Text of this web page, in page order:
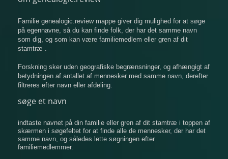
Familie genealogic.review mappe giver dig mulighed for at søge
på egennavne, så du kan finde folk, der har det samme navn
som dig, og som kan være familiemedlem eller gren af ​​dit
stamtræ .
Forskning sker uden geografiske begrænsninger, og afhængigt af
betydningen af ​​antallet af mennesker med samme navn, derefter
filtreres efter navn eller afdeling.
søge et navn
indtaste navnet på din familie eller gren af ​​dit stamtræ i toppen af
​​skærmen i søgefeltet for at finde alle de mennesker, der har det
samme navn, og således lette søgningen efter
familiemedlemmer.